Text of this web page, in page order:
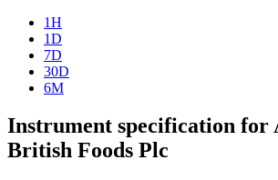
1H
1D
7D
30D
6M
Instrument specification for
British Foods Plc